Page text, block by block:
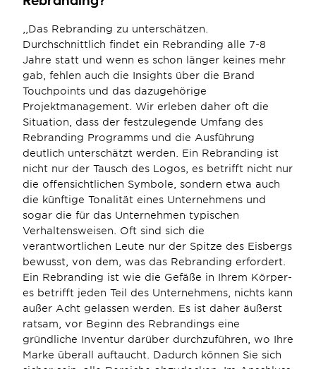
,,Das Rebranding zu unterschätzen.
Durchschnittlich findet ein Rebranding alle 7-8
Jahre statt und wenn es schon länger keines mehr
gab, fehlen auch die Insights über die Brand
Touchpoints und das dazugehörige
Projektmanagement. Wir erleben daher oft die
Situation, dass der festzulegende Umfang des
Rebranding Programms und die Ausführung
deutlich unterschätzt werden. Ein Rebranding ist
nicht nur der Tausch des Logos, es betrifft nicht nur
die offensichtlichen Symbole, sondern etwa auch
die künftige Tonalität eines Unternehmens und
sogar die für das Unternehmen typischen
Verhaltensweisen. Oft sind sich die
verantwortlichen Leute nur der Spitze des Eisbergs
bewusst, von dem, was das Rebranding erfordert.
Ein Rebranding ist wie die Gefäße in Ihrem Körper-
es betrifft jeden Teil des Unternehmens, nichts kann
außer Acht gelassen werden. Es ist daher äußerst
ratsam, vor Beginn des Rebrandings eine
gründliche Inventur darüber durchzuführen, wo Ihre
Marke überall auftaucht. Dadurch können Sie sich